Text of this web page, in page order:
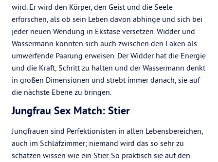
wird. Er wird den Körper, den Geist und die Seele
erforschen, als ob sein Leben davon abhinge und sich bei
jeder neuen Wendung in Ekstase versetzen. Widder und
Wassermann könnten sich auch zwischen den Laken als
umwerfende Paarung erweisen. Der Widder hat die Energie
und die Kraft, Schritt zu halten und der Wassermann denkt
in großen Dimensionen und strebt immer danach, sie auf
die nächste Ebene zu bringen.
Jungfrau Sex Match: Stier
Jungfrauen sind Perfektionisten in allen Lebensbereichen,
auch im Schlafzimmer; niemand wird das so sehr zu
schätzen wissen wie ein Stier. So praktisch sie auf den